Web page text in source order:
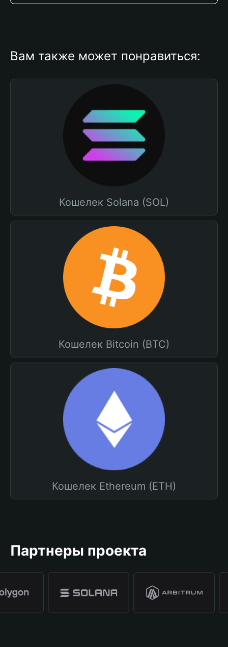
Вам также может понравиться:
Кошелек Solana (SOL)
Кошелек Bitcoin (BTC)
Кошелек Ethereum (ETH)
Партнеры проекта